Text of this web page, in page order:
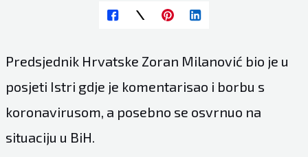
Predsjednik Hrvatske Zoran Milanović bio je u
posjeti Istri gdje je komentarisao i borbu s
koronavirusom, a posebno se osvrnuo na
situaciju u BiH.